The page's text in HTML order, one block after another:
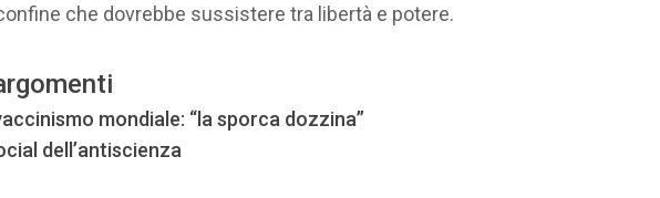
che dovrebbe sussistere tra libertà e potere.
mondiale: “la sporca dozzina”
dell’antiscienza